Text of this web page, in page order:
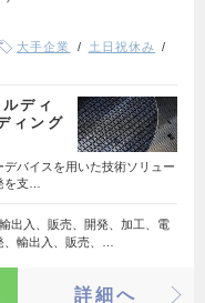
大手企業
土日祝休み
ディ
ィング
デバイスを用いた技術ソリュー
を支…
出入、販売、開発、加工、電
輸出入、販売、…
詳細へ